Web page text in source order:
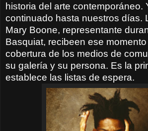
historia del arte contemporáneo.
continuado hasta nuestros días.
Mary Boone, representante
Basquiat, recibeen ese
cobertura de los medios de
su galería y su persona. Es la
establece las listas de espera.